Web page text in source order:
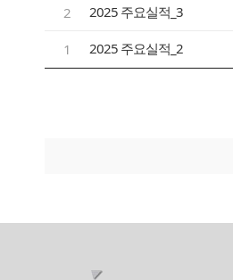
2 2025 주요실적_3
1 2025 주요실적_2